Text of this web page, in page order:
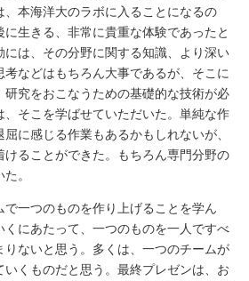
本海洋大のラボに入ることになるの
生きる、非常に貴重な体験であったと
は、その分野に関する知識、より深い
などはもちろん大事であるが、そこに
究をおこなうための基礎的な技術が必
そこを学ばせていただいた。単純な作
に感じる作業もあるかもしれないが、
ることができた。もちろん専門分野の
。
一つのものを作り上げることを学ん
くにあたって、一つのものを一人ですべ
りないと思う。多くは、一つのチームが
くものだと思う。最終プレゼンは、お